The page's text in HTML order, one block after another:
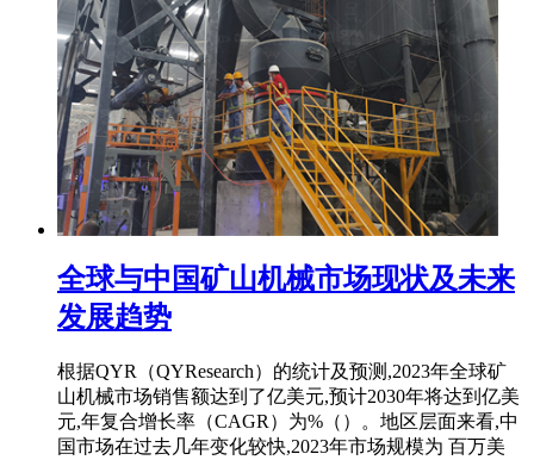
全球与中国矿山机械市场现状及未来
发展趋势
根据QYR（QYResearch）的统计及预测,2023年全球矿
山机械市场销售额达到了亿美元,预计2030年将达到亿美
元,年复合增长率（CAGR）为%（）。地区层面来看,中
国市场在过去几年变化较快,2023年市场规模为 百万美